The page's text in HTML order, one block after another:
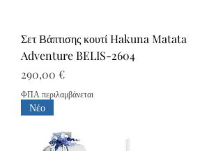
Σετ Βάπτισης κουτί Hakuna Matata
Adventure BELIS-2604
Τιμή
290,00 €
ΦΠΑ περιλαμβάνεται
Νέο